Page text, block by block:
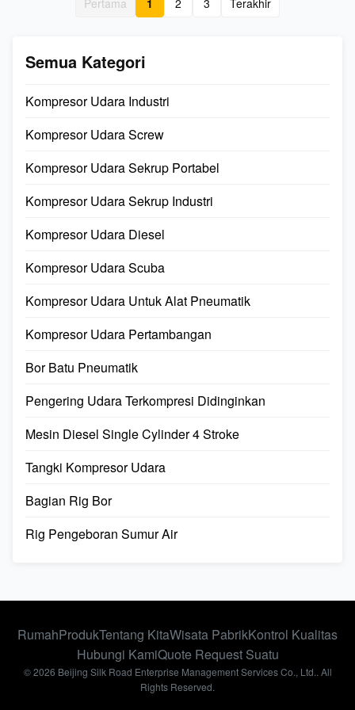
yang lebih besar dan lebih
khusus;efisien tinggi dan
Pertama 1 2 3 Terakhir
Semua Kategori
Kompresor Udara Industri
Kompresor Udara Screw
Kompresor Udara Sekrup Portabel
Kompresor Udara Sekrup Industri
Kompresor Udara Diesel
Kompresor Udara Scuba
Kompresor Udara Untuk Alat Pneumatik
Kompresor Udara Pertambangan
Bor Batu Pneumatik
Pengering Udara Terkompresi Didinginkan
Mesin Diesel Single Cylinder 4 Stroke
Tangki Kompresor Udara
Bagian Rig Bor
Rig Pengeboran Sumur Air
RumahProdukTentang KitaWisata PabrikKontrol Kualitas
Hubungi KamiQuote Request Suatu
© 2026 Beijing Silk Road Enterprise Management Services Co., Ltd.. All
Rights Reserved.